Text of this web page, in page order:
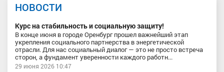
НОВОСТИ
Курс на стабильность и социальную защиту!
В конце июня в городе Оренбург прошел важнейший этап
укрепления социального партнерства в энергетической
отрасли. Для нас социальный диалог — это не просто встреча
сторон, а фундамент уверенности каждого работн...
29 июня 2026 10:47